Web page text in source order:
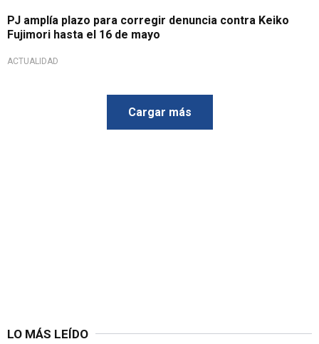
PJ amplía plazo para corregir denuncia contra Keiko
Fujimori hasta el 16 de mayo
ACTUALIDAD
Cargar más
LO MÁS LEÍDO